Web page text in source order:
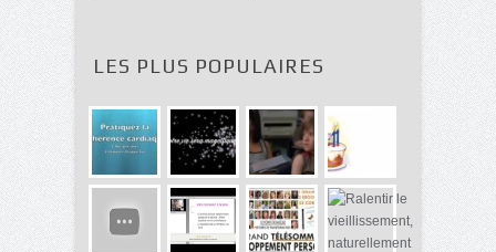
LES PLUS POPULAIRES